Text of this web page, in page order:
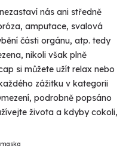
nás ani středně
amputace, svalová
části orgánu, atp. tedy
nikoli však plně
si můžete užít relax nebo
zážitku v kategorii
podrobně popsáno
života a kdyby cokoli,